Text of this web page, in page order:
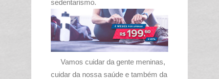
sedentarismo.
Vamos cuidar da gente meninas,
cuidar da nossa saúde e também da